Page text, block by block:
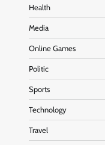
Health
Media
Online Games
Politic
Sports
Technology
Travel